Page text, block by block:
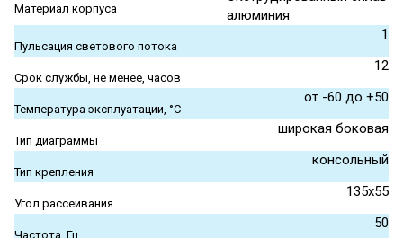
Материал корпуса
алюминия
Пульсация светового потока
1
Срок службы, не менее, часов
12
Температура эксплуатации, °С
от -60 до +50
Тип диаграммы
широкая боковая
Тип крепления
консольный
Угол рассеивания
135x55
Частота, Гц
50